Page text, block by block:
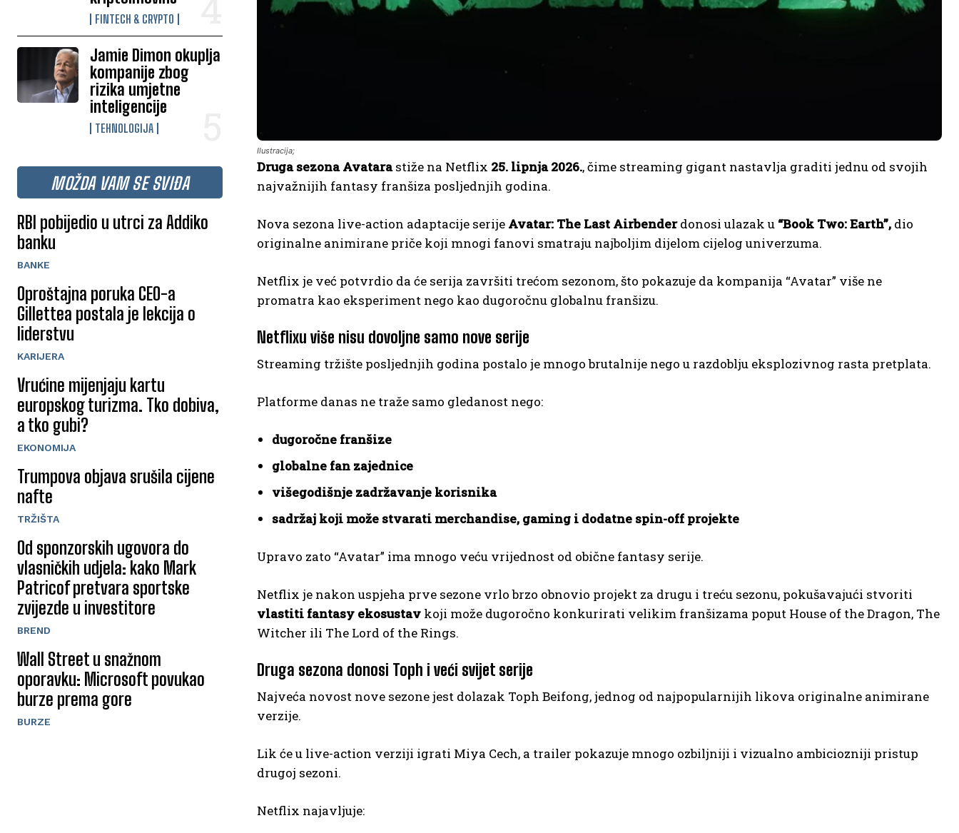
FINTECH & CRYPTO
Jamie Dimon okuplja
kompanije zbog
rizika umjetne
inteligencije
TEHNOLOGIJA
MOŽDA VAM SE SVIĐA
RBI pobijedio u utrci za Addiko
banku
BANKE
Oproštajna poruka CEO-a
Gillettea postala je lekcija o
liderstvu
KARIJERA
Vrućine mijenjaju kartu
europskog turizma. Tko dobiva,
a tko gubi?
EKONOMIJA
Trumpova objava srušila cijene
nafte
TRŽIŠTA
Od sponzorskih ugovora do
vlasničkih udjela: kako Mark
Patricof pretvara sportske
zvijezde u investitore
BREND
Wall Street u snažnom
oporavku: Microsoft povukao
burze prema gore
BURZE
Ilustracija;
Druga sezona Avatarastiže na Netflix 25. lipnja 2026., čime streaming gigant nastavlja graditi jednu od svojih
najvažnijih fantasy franšiza posljednjih godina.
Nova sezona live-action adaptacije serije Avatar: The Last Airbenderdonosi ulazak u “Book Two: Earth”, dio
originalne animirane priče koji mnogi fanovi smatraju najboljim dijelom cijelog univerzuma.
Netflix je već potvrdio da će serija završiti trećom sezonom, što pokazuje da kompanija “Avatar” više ne
promatra kao eksperiment nego kao dugoročnu globalnu franšizu.
Netflixu više nisu dovoljne samo nove serije
Streaming tržište posljednjih godina postalo je mnogo brutalnije nego u razdoblju eksplozivnog rasta pretplata.
Platforme danas ne traže samo gledanost nego:
dugoročne franšize
globalne fan zajednice
višegodišnje zadržavanje korisnika
sadržaj koji može stvarati merchandise, gaming i dodatne spin-off projekte
Upravo zato “Avatar” ima mnogo veću vrijednost od obične fantasy serije.
Netflix je nakon uspjeha prve sezone vrlo brzo obnovio projekt za drugu i treću sezonu, pokušavajući stvoriti
vlastiti fantasy ekosustav koji može dugoročno konkurirati velikim franšizama poput House of the Dragon, The
Witcher ili The Lord of the Rings.
Druga sezona donosi Toph i veći svijet serije
Najveća novost nove sezone jest dolazak Toph Beifong, jednog od najpopularnijih likova originalne animirane
verzije.
Lik će u live-action verziji igrati Miya Cech, a trailer pokazuje mnogo ozbiljniji i vizualno ambiciozniji pristup
drugoj sezoni.
Netflix najavljuje: